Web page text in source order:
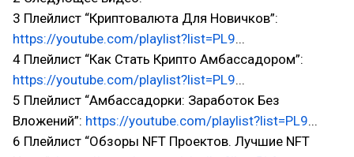
3 Плейлист “Криптовалюта Для Новичков”:
https://youtube.com/playlist?list=PL9...
4 Плейлист “Как Стать Крипто Амбассадором”:
https://youtube.com/playlist?list=PL9...
5 Плейлист “Амбассадорки: Заработок Без
Вложений”: https://youtube.com/playlist?list=PL9...
6 Плейлист “Обзоры NFT Проектов. Лучшие NFT